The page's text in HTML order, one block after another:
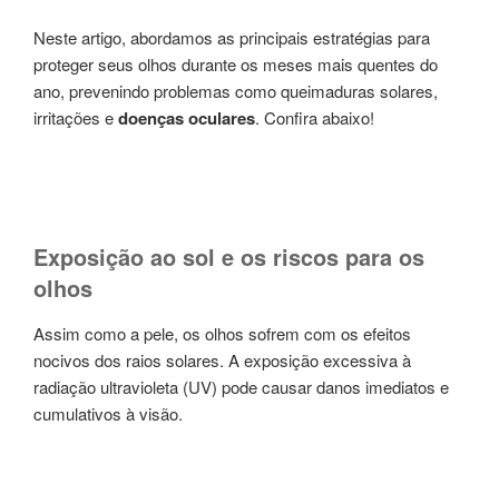
Neste artigo, abordamos as principais estratégias para
proteger seus olhos durante os meses mais quentes do
ano, prevenindo problemas como queimaduras solares,
irritações edoenças oculares. Confira abaixo!
Exposição ao sol e os riscos para os
olhos
Assim como a pele, os olhos sofrem com os efeitos
nocivos dos raios solares. A exposição excessiva à
radiação ultravioleta (UV) pode causar danos imediatos e
cumulativos à visão.